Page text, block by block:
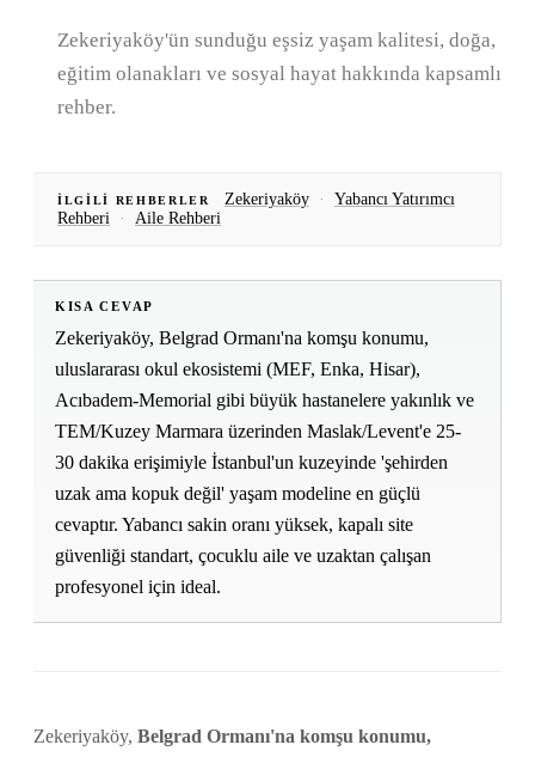
Zekeriyaköy'ün sunduğu eşsiz yaşam kalitesi, doğa,
eğitim olanakları ve sosyal hayat hakkında kapsamlı
rehber.
İLGILI REHBERLER Zekeriyaköy ·
Yabancı Yatırımcı
Rehberi
· Aile Rehberi
KISA CEVAP
Zekeriyaköy, Belgrad Ormanı'na komşu konumu,
uluslararası okul ekosistemi (MEF, Enka, Hisar),
Acıbadem-Memorial gibi büyük hastanelere yakınlık ve
TEM/Kuzey Marmara üzerinden Maslak/Levent'e 25-
30 dakika erişimiyle İstanbul'un kuzeyinde 'şehirden
uzak ama kopuk değil' yaşam modeline en güçlü
cevaptır. Yabancı sakin oranı yüksek, kapalı site
güvenliği standart, çocuklu aile ve uzaktan çalışan
profesyonel için ideal.
Zekeriyaköy, Belgrad Ormanı'na komşu konumu,